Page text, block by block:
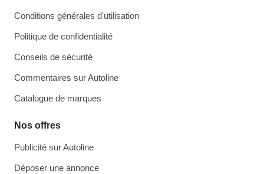
Conditions générales d'utilisation
Politique de confidentialité
Conseils de sécurité
Commentaires sur Autoline
Catalogue de marques
Nos offres
Publicité sur Autoline
Déposer une annonce